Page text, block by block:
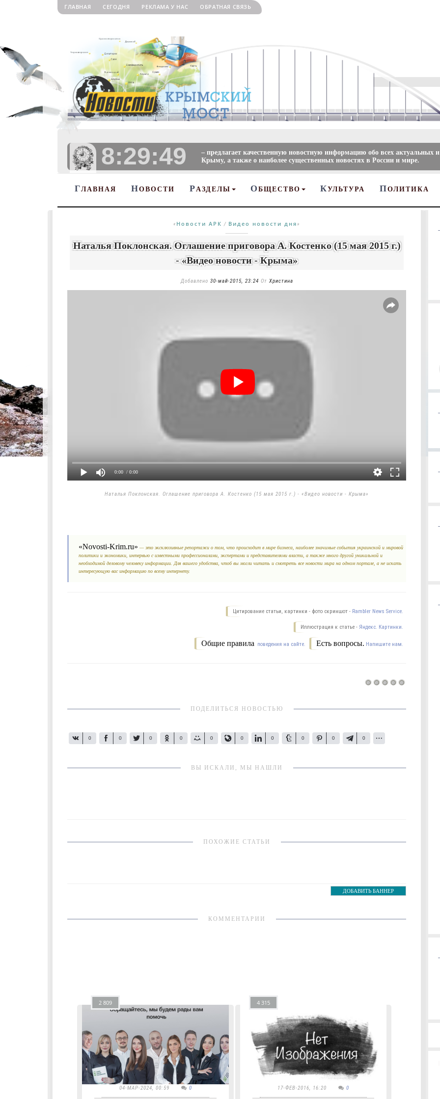
ГЛАВНАЯ СЕГОДНЯ РЕКЛАМА У НАС ОБРАТНАЯ СВЯЗЬ
8:29:50
– предлагает качественную новостную информацию обо всех актуальных
Крыму, а также о наиболее существенных новостях в России и мире.
ГЛАВНАЯ НОВОСТИ Р АЗДЕЛЫ О БЩЕСТВО КУЛЬТУРА ПОЛИТИКА
« Новости АРК / Видео новости дня»
Наталья Поклонская. Оглашение приговора А. Костенко (15 мая 2015 г.)
- «Видео новости - Крыма»
Добавлено 30-май-2015, 23:24 От Христина
0:00 / 0:00
Наталья Поклонская. Оглашение приговора А. Костенко (15 мая 2015 г.) - «Видео новости - Крыма»
«Novosti-Krim.ru» — это эксклюзивные репортажи о том, что происходит в мире бизнеса, наиболее значимые события украинской и мировой
политики и экономики, интервью с известными профессионалами, экспертами и представителями власти, а также много другой уникальной и
необходимой деловому человеку информации. Для вашего удобства, чтоб вы могли читать и смотреть все новости мира на одном портале, а не искать
интересующую вас информацию по всему интернету.
Цитирование статьи, картинки - фото скриншот - Rambler News Service.
Иллюстрация к статье - Яндекс. Картинки.
Есть вопросы. Напишите нам.
Общие правила поведения на сайте.
ПОДЕЛИТЬСЯ НОВОСТЬЮ
0 0 0 0 0 0 0 0 0 0
ВЫ ИСКАЛИ, МЫ НАШЛИ
ПОХОЖИЕ СТАТЬИ
ДОБАВИТЬ БАННЕР
КОММЕНТАРИИ
2 809
04-МАР-2024, 00:59 0
4 315
17-ФЕВ-2016, 16:20 0